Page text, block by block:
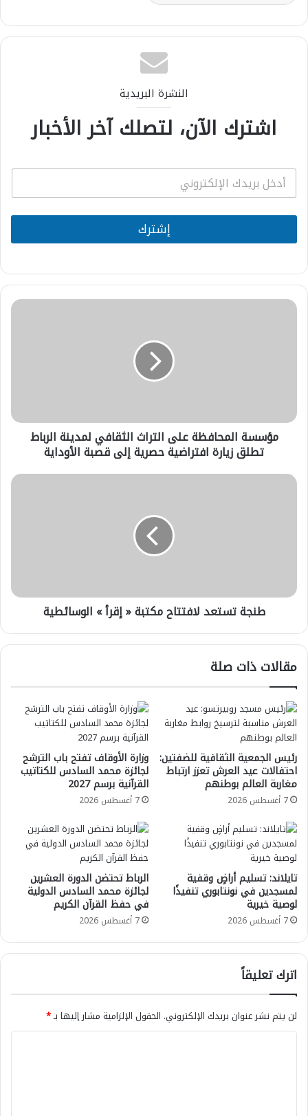
النشرة البريدية
اشترك الآن، لتصلك آخر الأخبار
E
a
i
* إشترك
مؤسسة
زيارة
افتراضية
قصبة
مؤسسة المحافظة على التراث الثقافي لمدينة الرباط
تطلق زيارة افتراضية حصرية إلى قصبة الأوداية
طنجة
طنجة تستعد لافتتاح مكتبة « إقرأ » الوسائطية
مقالات ذات صلة
رئيس الجمعية الثقافية للضفتين:
احتفالات عيد العرش تعزز ارتباط
مغاربة العالم بوطنهم
7 أغسطس 2026
وزارة الأوقاف تفتح باب الترشح
لجائزة محمد السادس للكتاتيب
القرآنية برسم 2027
7 أغسطس 2026
تايلاند: تسليم أراضٍ وقفية
لمسجدين في نونتابوري تنفيذًا
لوصية خيرية
7 أغسطس 2026
الرباط تحتضن الدورة العشرين
لجائزة محمد السادس الدولية
في حفظ القرآن الكريم
7 أغسطس 2026
اترك تعليقاً
لن يتم نشر عنوان بريدك الإلكتروني. الحقول الإلزامية مشار إليها بـ*